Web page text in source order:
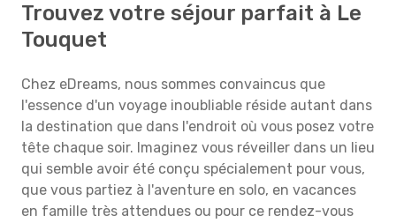
Trouvez votre séjour parfait à Le
Touquet
Chez eDreams, nous sommes convaincus que
l'essence d'un voyage inoubliable réside autant dans
la destination que dans l'endroit où vous posez votre
tête chaque soir. Imaginez vous réveiller dans un lieu
qui semble avoir été conçu spécialement pour vous,
que vous partiez à l'aventure en solo, en vacances
en famille très attendues ou pour ce rendez-vous